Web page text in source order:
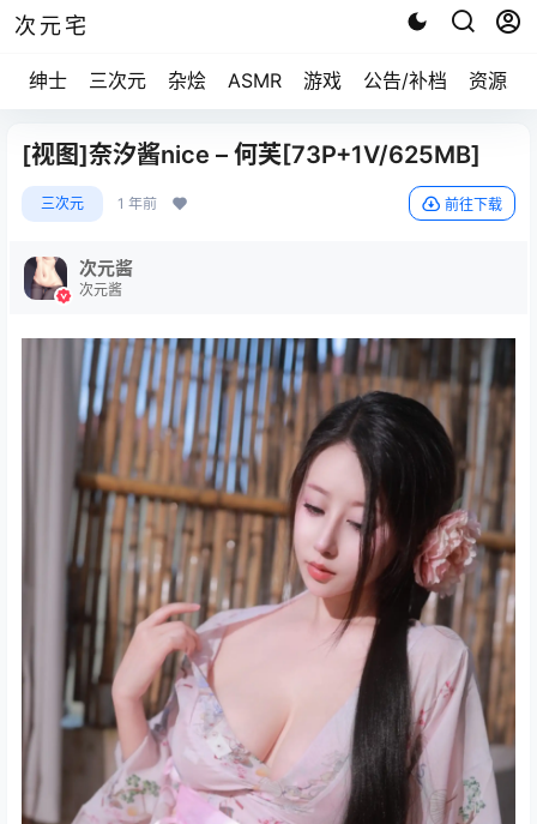
次元宅
绅士 三次元 杂烩 ASMR 游戏 公告/补档 资源求
[视图]奈汐酱nice – 何芙[73P+1V/625MB]
三次元 1 年前 前往下载
次元酱
次元酱